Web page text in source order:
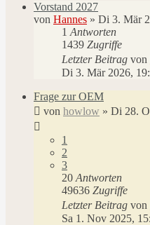
Vorstand 2027
von Hannes » Di 3. Mär
1 Antworten
1439 Zugriffe
Letzter Beitrag von
Di 3. Mär 2026,
Frage zur OEM
von howlow » Di 28.
1
2
3
20 Antworten
49636 Zugriffe
Letzter Beitrag von
Sa 1. Nov 2025,